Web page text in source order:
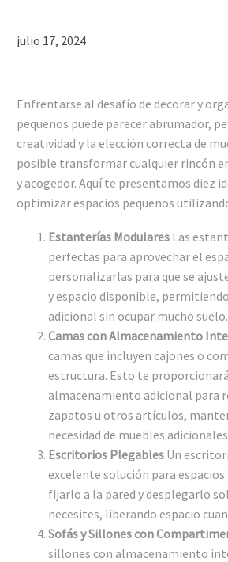
julio 17, 2024
Enfrentarse al desafío de decorar y
pequeños puede parecer abrumador,
creatividad y la elección correcta de
posible transformar cualquier rincón
y acogedor. Aquí te presentamos diez
optimizar espacios pequeños
Estanterías Modulares Las
perfectas para aprovechar el
personalizarlas para que se
y espacio disponible,
adicional sin ocupar mucho suelo.
Camas con Almacenamiento
camas que incluyen cajones o
estructura. Esto te
almacenamiento adicional para
zapatos u otros artículos,
necesidad de muebles
Escritorios Plegables Un
excelente solución para espacios
fijarlo a la pared y desplegarlo
necesites, liberando espacio
Sofás y Sillones con
sillones con almacenamiento